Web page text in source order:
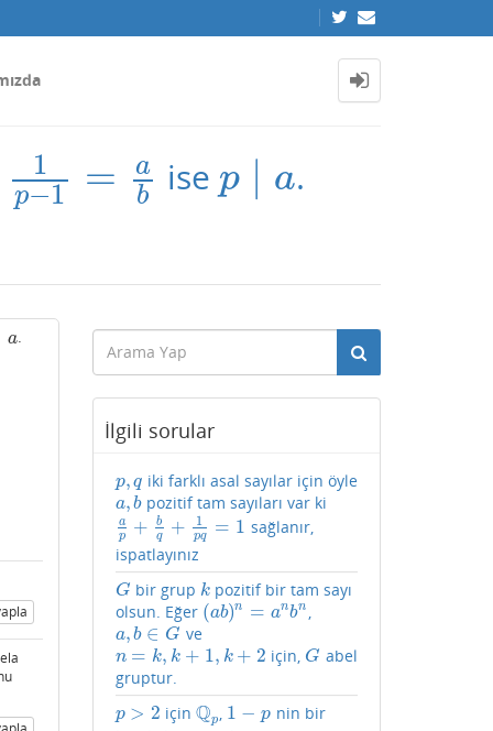
1
p−1 =
a
b
ise p a
p∣ .
a
a .
İlgili sorular
p, q
p,q iki farklı asal sayılar için öyle
a, b
a,b pozitif tam sayıları var ki
a
p
+
b
q
+ 1
pq = 1
ap +b q+ 1p q= 1
sağlanır,
ispatlayınız
G
G bir grup k
kpozitif bir tam sayı
olsun. Eğer (ab)n = anbn
(ab)n= an bn
a, b ∈ G
a,b∈G ve
n = k, k + 1, k + 2
n=k,k +1 ,k +2 için, G
G abel
gruptur.
p > 2
p>2 içinQp
Qp, 1 − p
1 −p
nin bir